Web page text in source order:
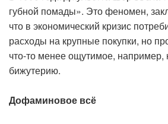
губной помады». Это феномен,
что в экономический кризис
расходы на крупные покупки, но
что-то менее ощутимое, например,
бижутерию.
Дофаминовое всё